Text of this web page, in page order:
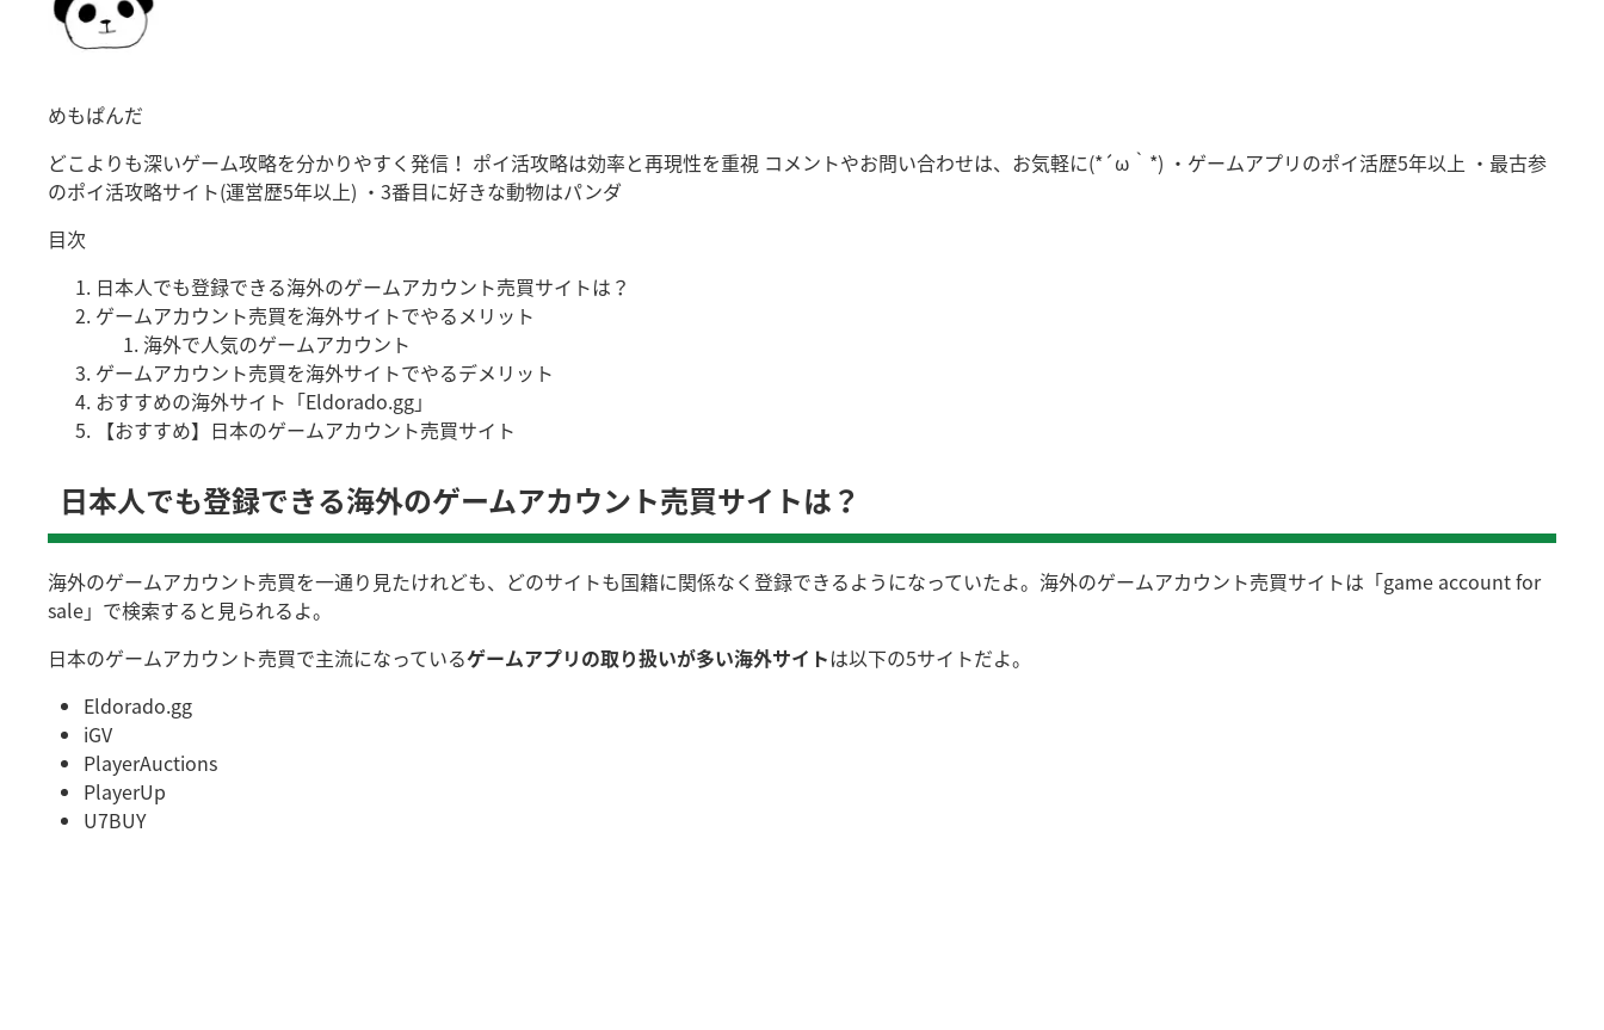
めもぱんだ
どこよりも深いゲーム攻略を分かりやすく発信！ ポイ活攻略は効率と再現性を重視 コメントやお問い合わせは、お気軽に(*´ω｀*) ・ゲームアプリのポイ活歴5年以上 ・最古参
のポイ活攻略サイト(運営歴5年以上) ・3番目に好きな動物はパンダ
目次
日本人でも登録できる海外のゲームアカウント売買サイトは？
ゲームアカウント売買を海外サイトでやるメリット
海外で人気のゲームアカウント
ゲームアカウント売買を海外サイトでやるデメリット
おすすめの海外サイト「Eldorado.gg」
【おすすめ】日本のゲームアカウント売買サイト
日本人でも登録できる海外のゲームアカウント売買サイトは？
海外のゲームアカウント売買を一通り見たけれども、どのサイトも国籍に関係なく登録できるようになっていたよ。海外のゲームアカウント売買サイトは「game account for
sale」で検索すると見られるよ。
日本のゲームアカウント売買で主流になっているゲームアプリの取り扱いが多い海外サイトは以下の5サイトだよ。
Eldorado.gg
iGV
PlayerAuctions
PlayerUp
U7BUY